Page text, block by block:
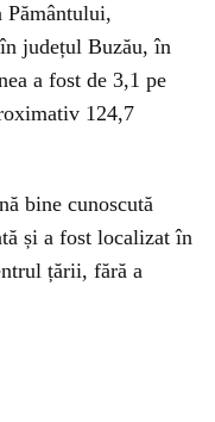
Pământului,
județul Buzău, în
a fost de 3,1 pe
124,7
bine cunoscută
și a fost localizat în
țării, fără a